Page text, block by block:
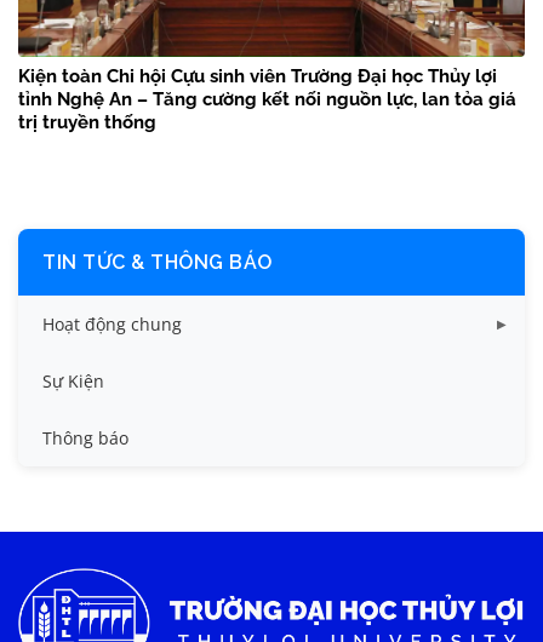
Kiện toàn Chi hội Cựu sinh viên Trường Đại học Thủy lợi
tỉnh Nghệ An – Tăng cường kết nối nguồn lực, lan tỏa giá
trị truyền thống
TIN TỨC & THÔNG BÁO
Hoạt động chung
Tin công tác sinh viên
Tin đào tạo
Tin tức chung
Sự Kiện
Thông báo